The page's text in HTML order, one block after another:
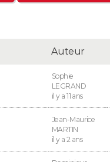
Auteur
Sophie
LEGRAND
il y a 11 ans
Jean-Maurice
MARTIN
il y a 2 ans